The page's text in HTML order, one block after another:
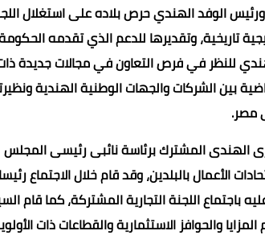
ورئيس الوفد الهندي حرص بلاده على استغلال
تاريخية، وتقديرها للدعم الذي تقدمه
للنظر في فرص التعاون في مجالات جديدة
بين الشركات والجهات الوطنية الهندية
مصر.
الهندى المشترك برئاسة نائبى رئيسى المجلس
بالبلدين، وقد قام خلال الاجتماع رئيسا
باجتماع اللجنة التجارية المشتركة، كما قام
والحوافز الاستثمارية والقطاعات ذات